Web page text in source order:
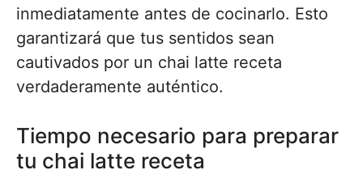
inmediatamente antes de cocinarlo. Esto
garantizará que tus sentidos sean
cautivados por un chai latte receta
verdaderamente auténtico.
Tiempo necesario para preparar
tu chai latte receta